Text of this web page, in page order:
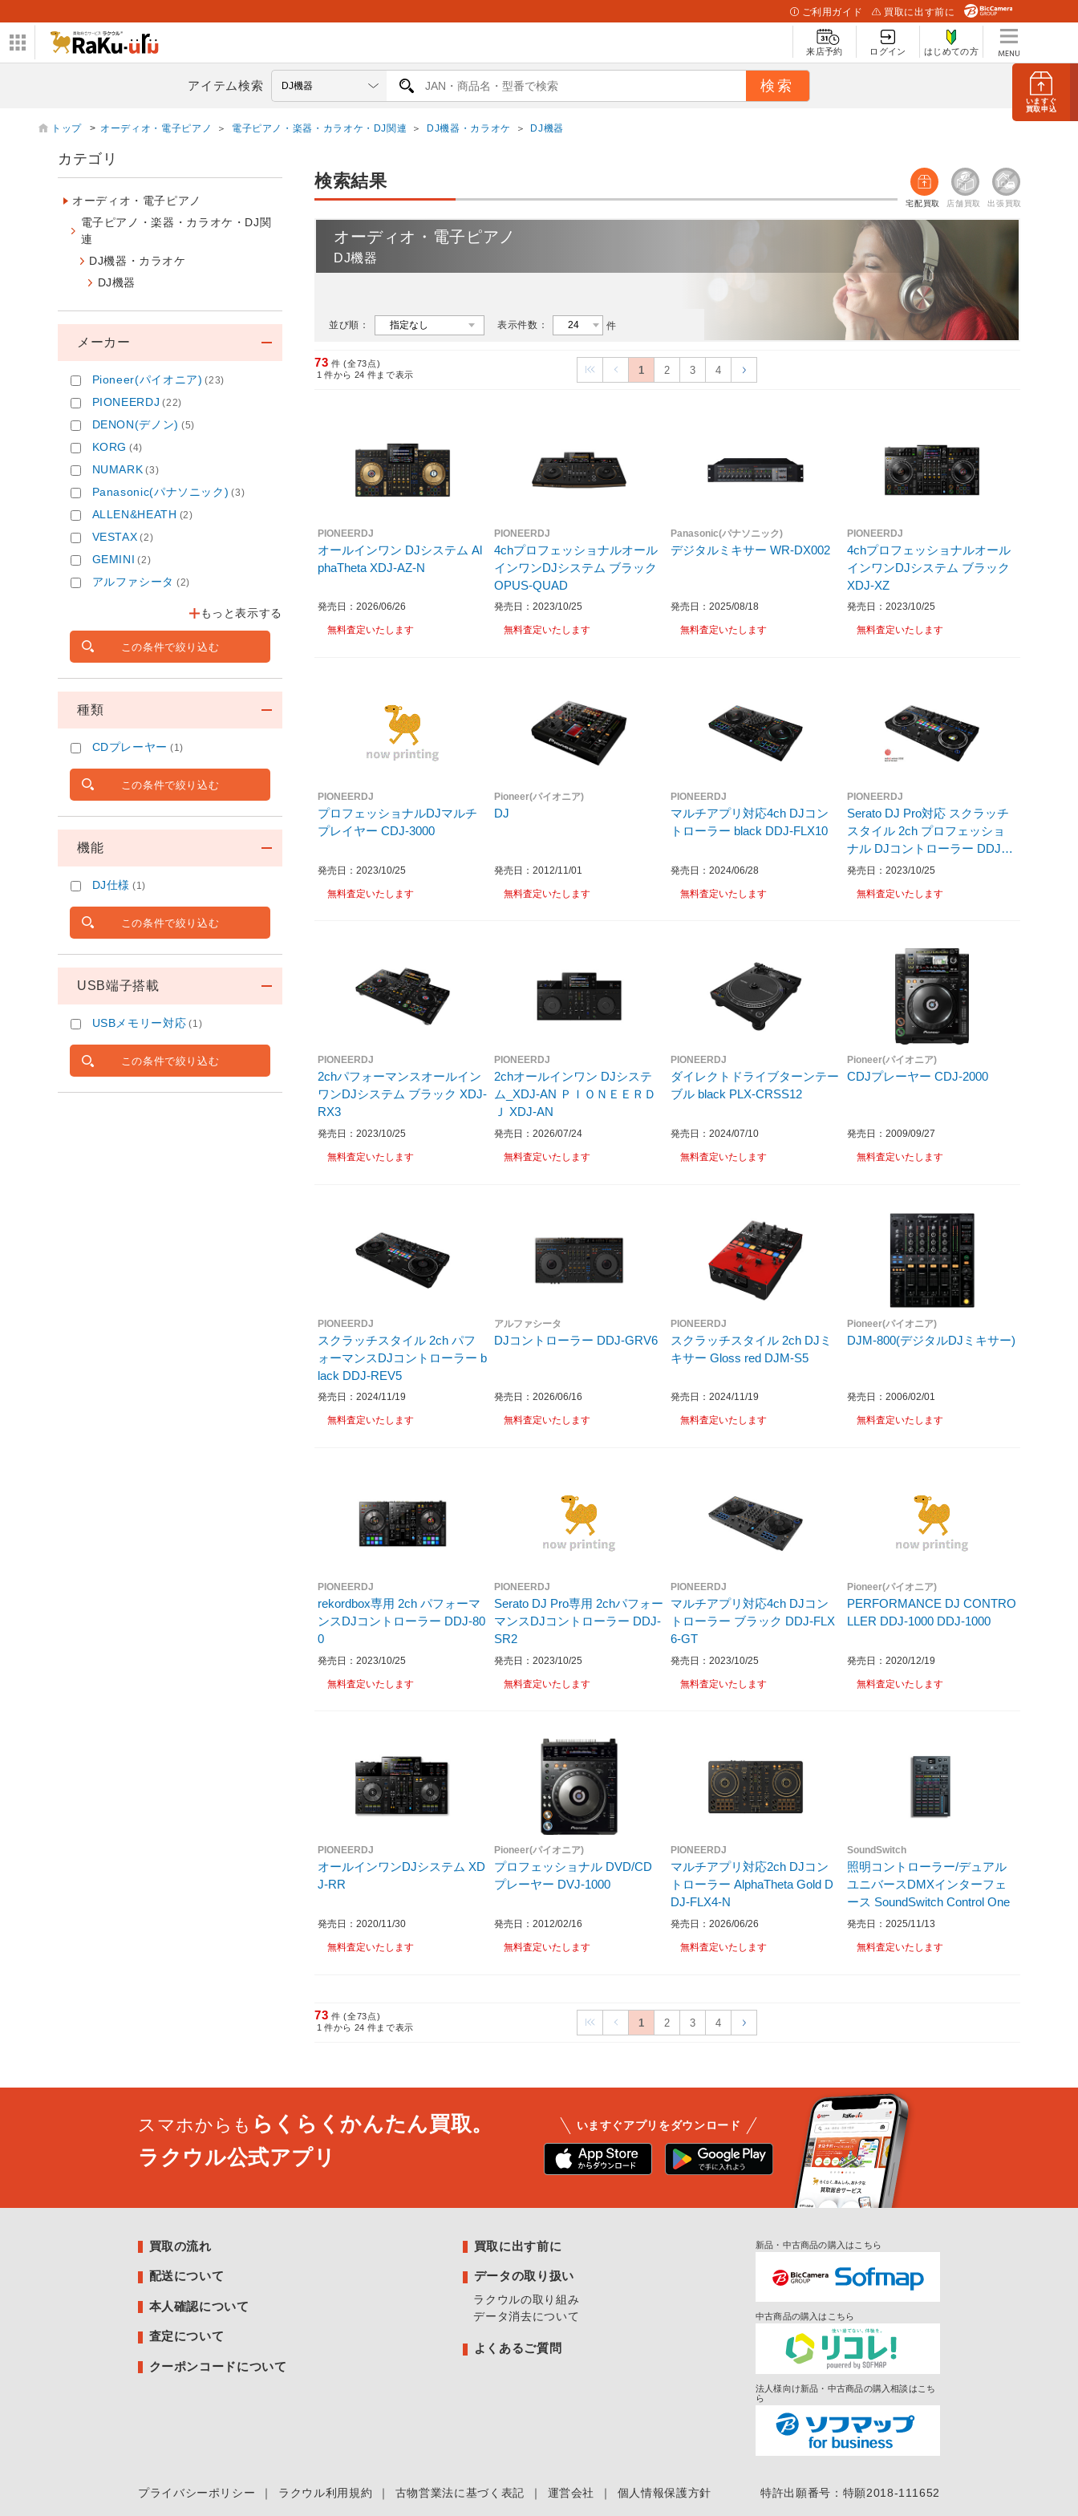
いますぐ
買取申込
ご利用ガイド 買取に出す前に
来店予約 ログイン はじめての方
アイテム検索
トップ > オーディオ・電子ピアノ ＞ 電子ピアノ・楽器・カラオケ・DJ関連 ＞ DJ機器・カラオケ ＞ DJ機器
検索結果
宅配買取 店舗買取 出張買取
オーディオ・電子ピアノ
DJ機器
並び順： 表示件数： 件
73 件 (全73点)
1 件から 24 件まで表示 1 2 3 4
PIONEERDJ
オールインワン DJシステム Al
phaTheta XDJ-AZ-N
発売日：2026/06/26
無料査定いたします
PIONEERDJ
4chプロフェッショナルオール
インワンDJシステム ブラック
OPUS-QUAD
発売日：2023/10/25
無料査定いたします
Panasonic(パナソニック)
デジタルミキサー WR-DX002
発売日：2025/08/18
無料査定いたします
PIONEERDJ
4chプロフェッショナルオール
インワンDJシステム ブラック
XDJ-XZ
発売日：2023/10/25
無料査定いたします
PIONEERDJ
プロフェッショナルDJマルチ
プレイヤー CDJ-3000
発売日：2023/10/25
無料査定いたします
Pioneer(パイオニア)
DJ
発売日：2012/11/01
無料査定いたします
PIONEERDJ
マルチアプリ対応4ch DJコン
トローラー black DDJ-FLX10
発売日：2024/06/28
無料査定いたします
PIONEERDJ
Serato DJ Pro対応 スクラッチ
スタイル 2ch プロフェッショ
ナル DJコントローラー DDJ-R
EV7
発売日：2023/10/25
無料査定いたします
PIONEERDJ
2chパフォーマンスオールイン
ワンDJシステム ブラック XDJ-
RX3
発売日：2023/10/25
無料査定いたします
PIONEERDJ
2chオールインワン DJシステ
ム_XDJ-AN ＰＩＯＮＥＥＲＤ
Ｊ XDJ-AN
発売日：2026/07/24
無料査定いたします
PIONEERDJ
ダイレクトドライブターンテー
ブル black PLX-CRSS12
発売日：2024/07/10
無料査定いたします
Pioneer(パイオニア)
CDJプレーヤー CDJ-2000
発売日：2009/09/27
無料査定いたします
PIONEERDJ
スクラッチスタイル 2ch パフ
ォーマンスDJコントローラー b
lack DDJ-REV5
発売日：2024/11/19
無料査定いたします
アルファシータ
DJコントローラー DDJ-GRV6
発売日：2026/06/16
無料査定いたします
PIONEERDJ
スクラッチスタイル 2ch DJミ
キサー Gloss red DJM-S5
発売日：2024/11/19
無料査定いたします
Pioneer(パイオニア)
DJM-800(デジタルDJミキサー)
発売日：2006/02/01
無料査定いたします
PIONEERDJ
rekordbox専用 2ch パフォーマ
ンスDJコントローラー DDJ-80
0
発売日：2023/10/25
無料査定いたします
PIONEERDJ
Serato DJ Pro専用 2chパフォー
マンスDJコントローラー DDJ-
SR2
発売日：2023/10/25
無料査定いたします
PIONEERDJ
マルチアプリ対応4ch DJコン
トローラー ブラック DDJ-FLX
6-GT
発売日：2023/10/25
無料査定いたします
Pioneer(パイオニア)
PERFORMANCE DJ CONTRO
LLER DDJ-1000 DDJ-1000
発売日：2020/12/19
無料査定いたします
PIONEERDJ
オールインワンDJシステム XD
J-RR
発売日：2020/11/30
無料査定いたします
Pioneer(パイオニア)
プロフェッショナル DVD/CD
プレーヤー DVJ-1000
発売日：2012/02/16
無料査定いたします
PIONEERDJ
マルチアプリ対応2ch DJコン
トローラー AlphaTheta Gold D
DJ-FLX4-N
発売日：2026/06/26
無料査定いたします
SoundSwitch
照明コントローラー/デュアル
ユニバースDMXインターフェ
ース SoundSwitch Control One
発売日：2025/11/13
無料査定いたします
73 件 (全73点)
1 件から 24 件まで表示 1 2 3 4
カテゴリ
オーディオ・電子ピアノ
電子ピアノ・楽器・カラオケ・DJ関
連
DJ機器・カラオケ
DJ機器
メーカー
Pioneer(パイオニア) (23)
PIONEERDJ (22)
DENON(デノン) (5)
KORG (4)
NUMARK (3)
Panasonic(パナソニック) (3)
ALLEN&HEATH (2)
VESTAX (2)
GEMINI (2)
アルファシータ (2)
もっと表示する
この条件で絞り込む
種類
CDプレーヤー (1)
この条件で絞り込む
機能
DJ仕様 (1)
この条件で絞り込む
USB端子搭載
USBメモリー対応 (1)
この条件で絞り込む
スマホからも らくらくかんたん買取。
ラクウル公式アプリ
いますぐアプリをダウンロード
買取の流れ
配送について
本人確認について
査定について
クーポンコードについて
買取に出す前に
データの取り扱い
ラクウルの取り組み
データ消去について
よくあるご質問
新品・中古商品の購入はこちら
中古商品の購入はこちら
法人様向け新品・中古商品の購入相談はこち
ら
プライバシーポリシー ｜ ラクウル利用規約 ｜ 古物営業法に基づく表記 ｜ 運営会社 ｜ 個人情報保護方針 特許出願番号：特願2018-111652